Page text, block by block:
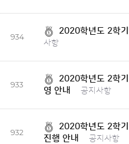
934
2020학년도 2학기
사항
933
2020학년도 2학기
영 안내
공지사항
932
2020학년도 2학
진행 안내
공지사항